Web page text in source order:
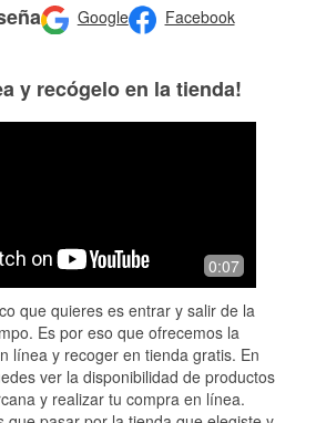
Google Facebook
y recógelo en la tienda!
0:07
que quieres es entrar y salir de la
Es por eso que ofrecemos la
línea y recoger en tienda gratis. En
ver la disponibilidad de productos
y realizar tu compra en línea.